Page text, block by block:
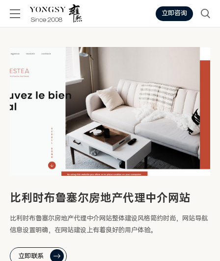
立即咨询
比利时布鲁塞尔房地产代理中介网站
比利时布鲁塞尔房地产代理中介网站整体建设风格简约时尚，网站导航
信息设置明确，在网站建设上有着良好的用户体验。
立即联系